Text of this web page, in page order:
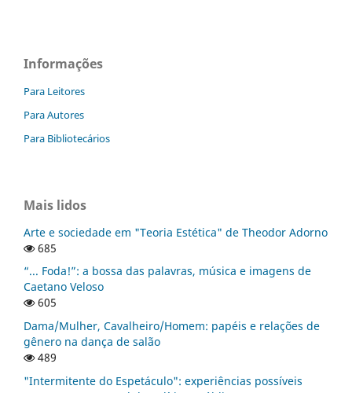
Informações
Para Leitores
Para Autores
Para Bibliotecários
Mais lidos
Arte e sociedade em "Teoria Estética" de Theodor Adorno
685
“... Foda!”: a bossa das palavras, música e imagens de
Caetano Veloso
605
Dama/Mulher, Cavalheiro/Homem: papéis e relações de
gênero na dança de salão
489
"Intermitente do Espetáculo": experiências possíveis